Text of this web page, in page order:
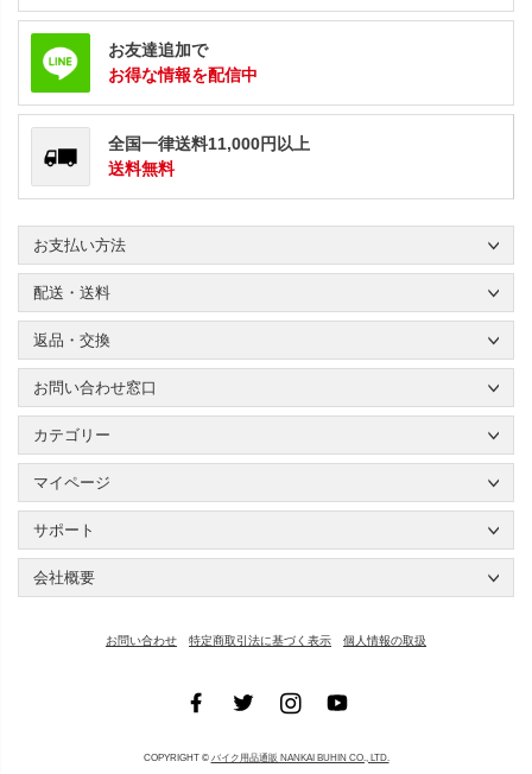
お友達追加で
お得な情報を配信中
全国一律送料11,000円以上
送料無料
お支払い方法
配送・送料
返品・交換
お問い合わせ窓口
カテゴリー
マイページ
サポート
会社概要
お問い合わせ 特定商取引法に基づく表示 個人情報の取扱
COPYRIGHT © バイク用品通販 NANKAI BUHIN CO., LTD.